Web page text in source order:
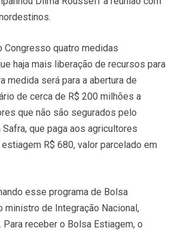
Congresso quatro medidas
haja mais liberação de recursos para
medida será para a abertura de
de cerca de R$ 200 milhões a
que não são segurados pelo
Safra, que paga aos agricultores
R$ 680, valor parcelado em
esse programa de Bolsa
ministro de Integração Nacional,
Para receber o Bolsa Estiagem, o